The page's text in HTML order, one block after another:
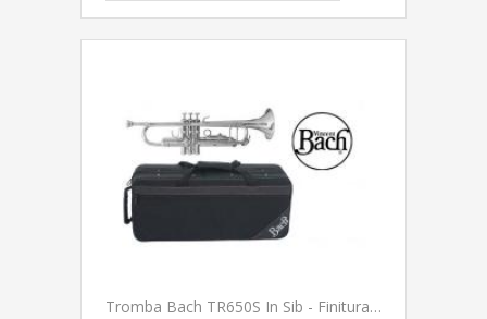
Tromba Bach TR650S In Sib - Finitura Argentata - PRONTA CONEGNA SPEDITA GRATIS